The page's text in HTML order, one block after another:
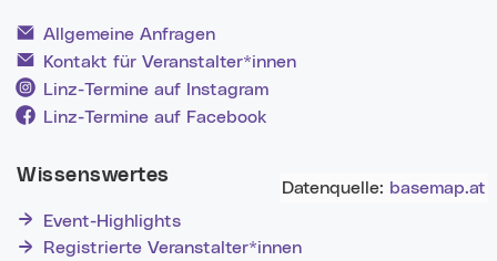
Datenquelle: basemap.at
Allgemeine Anfragen
Kontakt für Veranstalter*innen
Linz-Termine auf Instagram
Linz-Termine auf Facebook
Wissenswertes
Event-Highlights
Registrierte Veranstalter*innen